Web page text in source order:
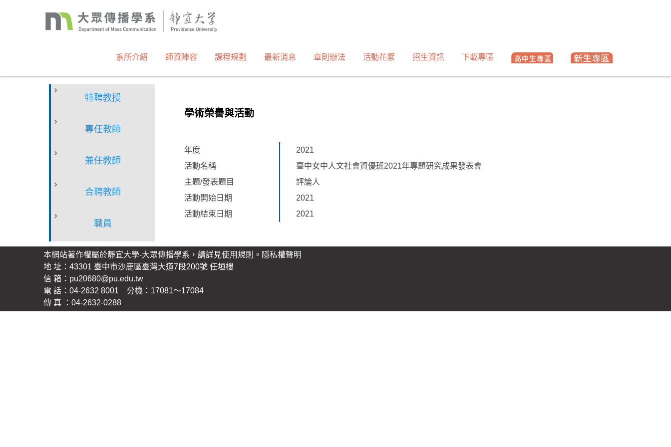
區
系所介紹 師資陣容 課程規劃 最新消息 章則辦法 活動花絮 招生資訊 下載專區
特聘教授
專任教師
兼任教師
合聘教師
職員
學術榮譽與活動
年度
2021
活動名稱
臺中女中人文社會資優班2021年專題研究成果發表會
主題/發表題目
評論人
活動開始日期
2021
活動結束日期
2021
本網站著作權屬於靜宜大學-大眾傳播學系，請詳見使用規則。 隱私權聲明
地 址：43301 臺中市沙鹿區臺灣大道7段200號 任垣樓
信 箱： pu20680@pu.edu.tw
電 話：04-2632 8001 分機：17081～17084
傳 真 ：04-2632-0288